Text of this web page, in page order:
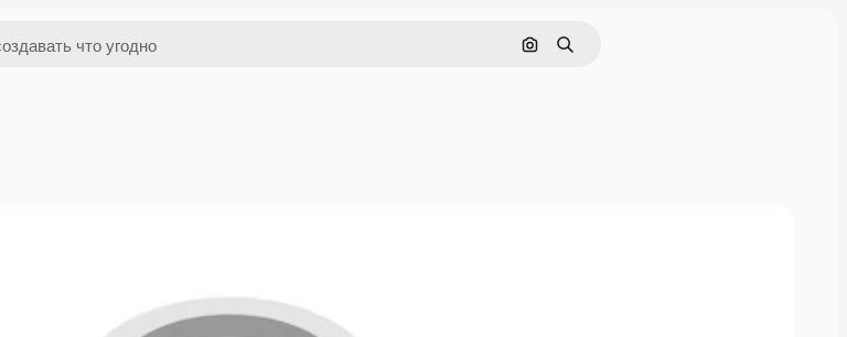
Поиск по изображению
Поиск